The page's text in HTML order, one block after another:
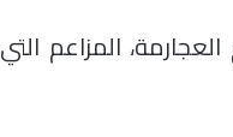
المزاعم التي